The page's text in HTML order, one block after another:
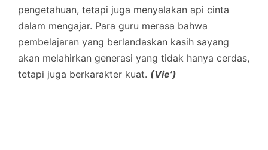
pengetahuan, tetapi juga menyalakan api cinta
dalam mengajar. Para guru merasa bahwa
pembelajaran yang berlandaskan kasih sayang
akan melahirkan generasi yang tidak hanya cerdas,
tetapi juga berkarakter kuat. (Vie’)